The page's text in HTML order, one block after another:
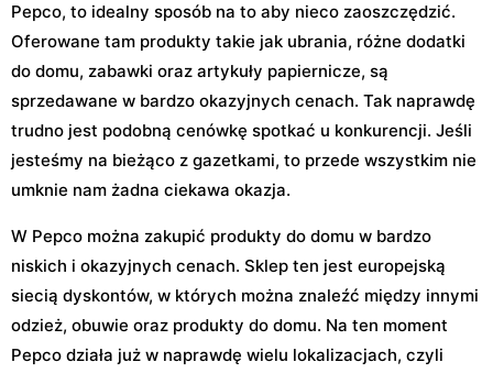
Pepco, to idealny sposób na to aby nieco zaoszczędzić.
Oferowane tam produkty takie jak ubrania, różne dodatki
do domu, zabawki oraz artykuły papiernicze, są
sprzedawane w bardzo okazyjnych cenach. Tak naprawdę
trudno jest podobną cenówkę spotkać u konkurencji. Jeśli
jesteśmy na bieżąco z gazetkami, to przede wszystkim nie
umknie nam żadna ciekawa okazja.
W Pepco można zakupić produkty do domu w bardzo
niskich i okazyjnych cenach. Sklep ten jest europejską
siecią dyskontów, w których można znaleźć między innymi
odzież, obuwie oraz produkty do domu. Na ten moment
Pepco działa już w naprawdę wielu lokalizacjach, czyli